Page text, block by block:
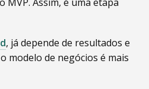
, já depende de resultados e
modelo de negócios é mais